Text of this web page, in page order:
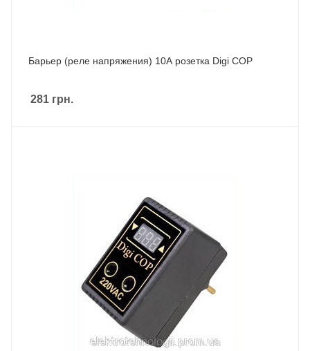
Барьер (реле напряжения) 10А розетка Digi COP
281 грн.